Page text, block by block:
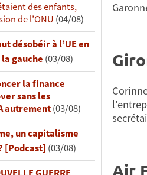
des enfants,
de l’ONU (04/08)
désobéir à l’UE en
gauche (03/08)
la finance
sans les
autrement(03/08)
un capitalisme
[Podcast] (03/08)
Air